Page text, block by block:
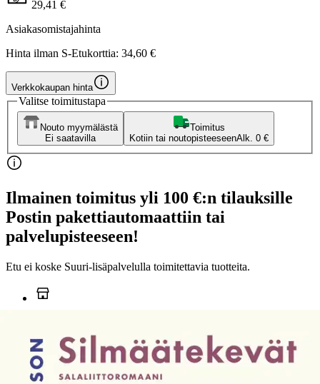
29,41 €
Asiakasomistajahinta
Hinta ilman S-Etukorttia: 34,60 €
Verkkokaupan hinta
Valitse toimitustapa
Nouto myymälästä
Ei saatavilla
Toimitus
Kotiin tai noutopisteeseenAlk. 0 €
Ilmainen toimitus yli 100 €:n tilauksille
Postin pakettiautomaattiin tai
palvelupisteeseen!
Etu ei koske Suuri‑lisäpalvelulla toimitettavia tuotteita.